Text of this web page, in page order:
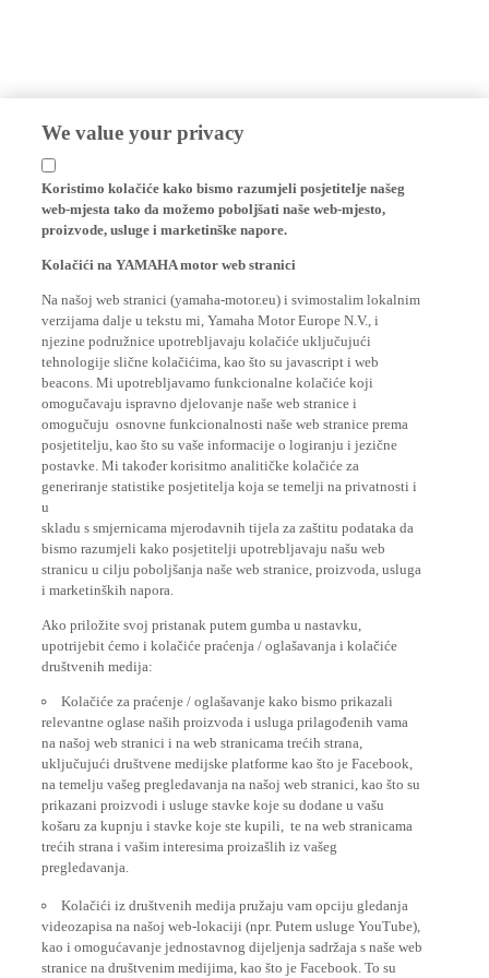
We value your privacy
Koristimo kolačiće kako bismo razumjeli posjetitelje našeg
web-mjesta tako da možemo poboljšati naše web-mjesto,
proizvode, usluge i marketinške napore.
Kolačići na YAMAHA motor web stranici
Na našoj web stranici (yamaha-motor.eu) i svimostalim lokalnim
verzijama dalje u tekstu mi, Yamaha Motor Europe N.V., i
njezine podružnice upotrebljavaju kolačiće uključujući
tehnologije slične kolačićima, kao što su javascript i web
beacons. Mi upotrebljavamo funkcionalne kolačiće koji
omogučavaju ispravno djelovanje naše web stranice i
omogučuju osnovne funkcionalnosti naše web stranice prema
posjetitelju, kao što su vaše informacije o logiranju i jezične
postavke. Mi također korisitmo analitičke kolačiće za
generiranje statistike posjetitelja koja se temelji na privatnosti i
u
skladu s smjernicama mjerodavnih tijela za zaštitu podataka da
bismo razumjeli kako posjetitelji upotrebljavaju našu web
stranicu u cilju poboljšanja naše web stranice, proizvoda, usluga
i marketinških napora.
Ako priložite svoj pristanak putem gumba u nastavku,
upotrijebit ćemo i kolačiće praćenja / oglašavanja i kolačiće
društvenih medija:
Kolačiće za praćenje / oglašavanje kako bismo prikazali
relevantne oglase naših proizvoda i usluga prilagođenih vama
na našoj web stranici i na web stranicama trećih strana,
uključujući društvene medijske platforme kao što je Facebook,
na temelju vašeg pregledavanja na našoj web stranici, kao što su
prikazani proizvodi i usluge stavke koje su dodane u vašu
košaru za kupnju i stavke koje ste kupili, te na web stranicama
trećih strana i vašim interesima proizašlih iz vašeg
pregledavanja.
Kolačići iz društvenih medija pružaju vam opciju gledanja
videozapisa na našoj web-lokaciji (npr. Putem usluge YouTube),
kao i omogućavanje jednostavnog dijeljenja sadržaja s naše web
stranice na društvenim medijima, kao što je Facebook. To su